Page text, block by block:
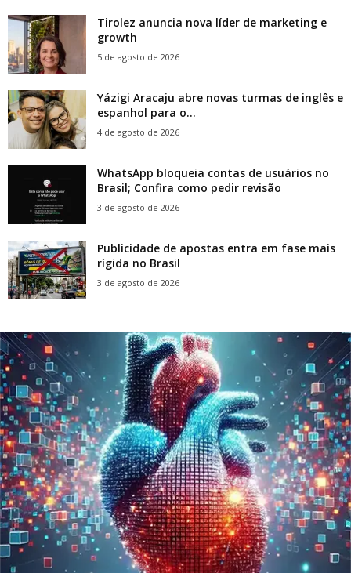
Tirolez anuncia nova líder de marketing e
growth
5 de agosto de 2026
Yázigi Aracaju abre novas turmas de inglês e
espanhol para o...
4 de agosto de 2026
WhatsApp bloqueia contas de usuários no
Brasil; Confira como pedir revisão
3 de agosto de 2026
Publicidade de apostas entra em fase mais
rígida no Brasil
3 de agosto de 2026